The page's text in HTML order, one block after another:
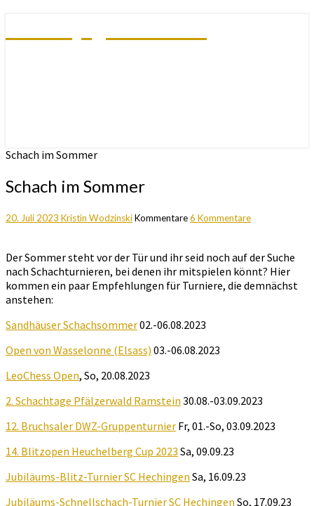
Schach im Sommer
Schach im Sommer
20. Juli 2023 Kristin WodzinskiKommentare6 Kommentare
Der Sommer steht vor der Tür und ihr seid noch auf der Suche
nach Schachturnieren, bei denen ihr mitspielen könnt? Hier
kommen ein paar Empfehlungen für Turniere, die demnächst
anstehen:
Sandhäuser Schachsommer02.-06.08.2023
Open von Wasselonne (Elsass) 03.-06.08.2023
LeoChess Open, So, 20.08.2023
2. Schachtage Pfälzerwald Ramstein 30.08.-03.09.2023
12. Bruchsaler DWZ-Gruppenturnier Fr, 01.-So, 03.09.2023
14. Blitzopen Heuchelberg Cup 2023 Sa, 09.09.23
Jubiläums-Blitz-Turnier SC Hechingen Sa, 16.09.23
Jubiläums-Schnellschach-Turnier SC Hechingen So, 17.09.23